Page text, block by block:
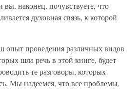
вы, наконец, почувствуете, что
духовная связь, к которой
опыт проведения различных видов
шла речь в этой книге, будет
те разговоры, которых
Мы надеемся, что все проблемы,